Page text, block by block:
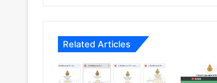
ชลิ
Related Articles